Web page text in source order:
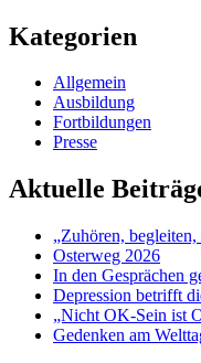
Kategorien
Allgemein
Ausbildung
Fortbildungen
Presse
Aktuelle
„Zuhören, begleiten,
Osterweg 2026
In den Gesprächen
Depression betrifft
„Nicht OK-Sein ist
Gedenken am